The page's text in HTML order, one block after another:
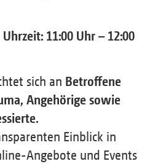
11:00 Uhr – 12:00
sich an Betroffene
Angehörige sowie
Einblick in
Angebote und Events